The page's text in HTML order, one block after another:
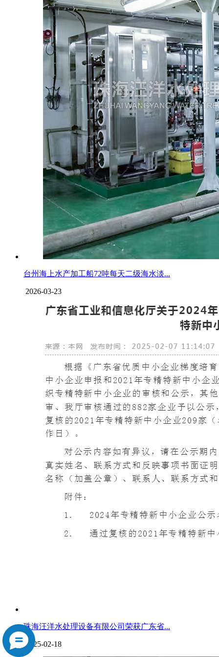
台州海上水产加工船72吨每天二级海水淡...
2026-03-23
珠海汪洋水处理设备有限公司荣获广东省...
2025-02-18